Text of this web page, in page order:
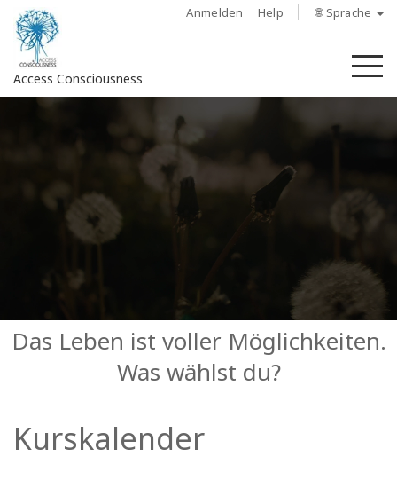
Anmelden Help 🌐 Sprache
Access Consciousness
Konto
Über
Bars
Regionen
Das Leben ist voller Möglichkeiten.
Was wählst du?
Kurskalender